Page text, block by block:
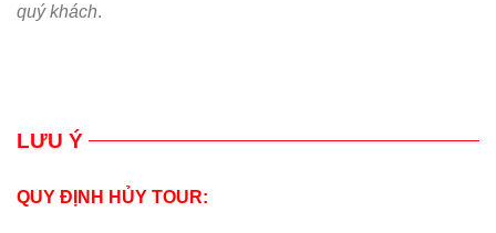
quý khách.
LƯU Ý
QUY ĐỊNH HỦY TOUR: